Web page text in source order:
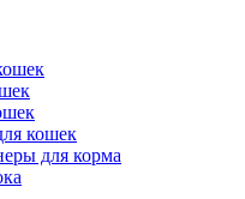
кошек
для корма